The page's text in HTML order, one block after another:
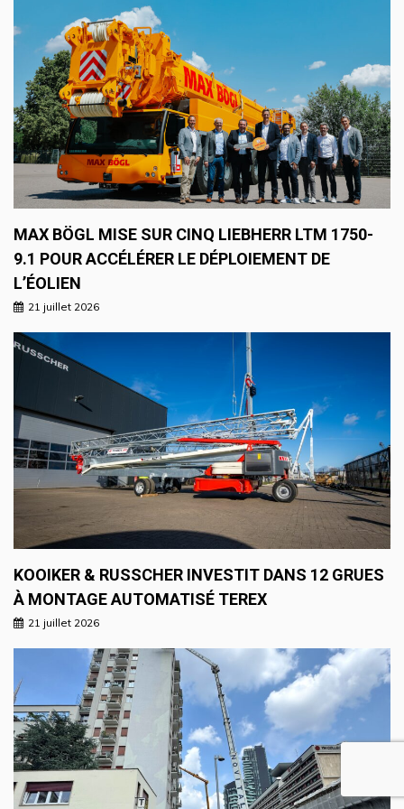
MAX BÖGL MISE SUR CINQ LIEBHERR LTM 1750-
9.1 POUR ACCÉLÉRER LE DÉPLOIEMENT DE
L’ÉOLIEN
21 juillet 2026
KOOIKER & RUSSCHER INVESTIT DANS 12 GRUES
À MONTAGE AUTOMATISÉ TEREX
21 juillet 2026